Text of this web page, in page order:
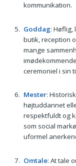
kommunikation.
Goddag: Høflig,
butik, reception
mange
ceremoniel i sin
Mester:
højtuddannet
respektfuldt og
som social
uformel
Omtale: At tale